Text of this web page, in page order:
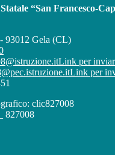
“San Francesco-
93012 Gela (CL)
Link per
Link per
clic827008
827008